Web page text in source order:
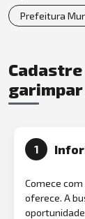
Prefeitura
1
Comece
oferece. A